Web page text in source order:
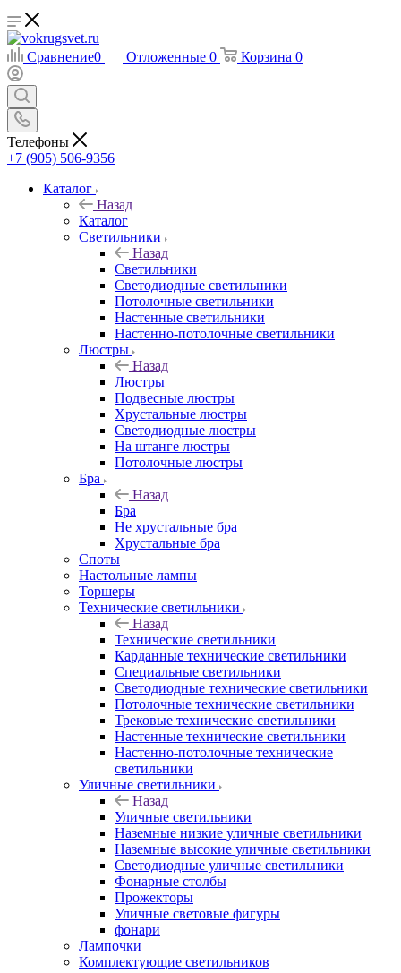
Сравнение0 Отложенные 0 Корзина 0
Телефоны
+7 (905) 506-9356
Каталог
Назад
Каталог
Светильники
Назад
Светильники
Светодиодные светильники
Потолочные светильники
Настенные светильники
Настенно-потолочные светильники
Люстры
Назад
Люстры
Подвесные люстры
Хрустальные люстры
Светодиодные люстры
На штанге люстры
Потолочные люстры
Бра
Назад
Бра
Не хрустальные бра
Хрустальные бра
Споты
Настольные лампы
Торшеры
Технические светильники
Назад
Технические светильники
Карданные технические светильники
Специальные светильники
Светодиодные технические светильники
Потолочные технические светильники
Трековые технические светильники
Настенные технические светильники
Настенно-потолочные технические
светильники
Уличные светильники
Назад
Уличные светильники
Наземные низкие уличные светильники
Наземные высокие уличные светильники
Светодиодные уличные светильники
Фонарные столбы
Прожекторы
Уличные световые фигуры
фонари
Лампочки
Комплектующие светильников